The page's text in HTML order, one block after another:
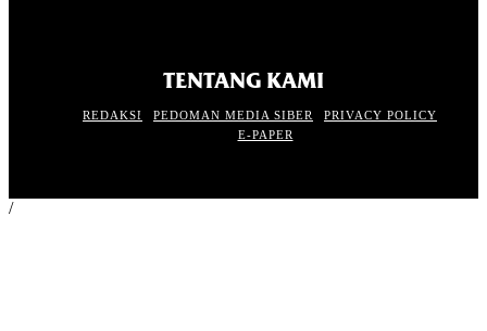
TENTANG KAMI
REDAKSI PEDOMAN MEDIA SIBER
PRIVACY POLICY
E-PAPER
/